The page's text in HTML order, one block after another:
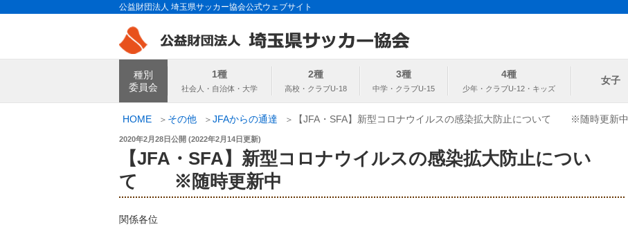
ス
公益財団法人 埼玉県サッカー協会公式ウェブサイト
埼玉県サッカー協会
種別
委員会
1種 2種 3種 4種
女子
HOME その他 JFAからの通達 【JFA・SFA】新型コロナウイルスの感染拡大防止について ※随時更新中
投
2020年2月28日公開 (2022年2月14日更新)
【JFA・SFA】新型コロナウイルスの感染拡大防止につい
て ※随時更新中
関係各位